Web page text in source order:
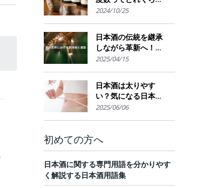
い？特徴や度数の秘
2024/10/25
日本酒の伝統を継承
しながら革新へ！
AI・IoTが実現する革
の未来展望
2025/04/15
日本酒は太りやす
い？気になる日本酒
のカロリーと糖質。
2025/06/06
初めての方へ
日本酒に関する専門用語を分かりやす
く解説する日本酒用語集